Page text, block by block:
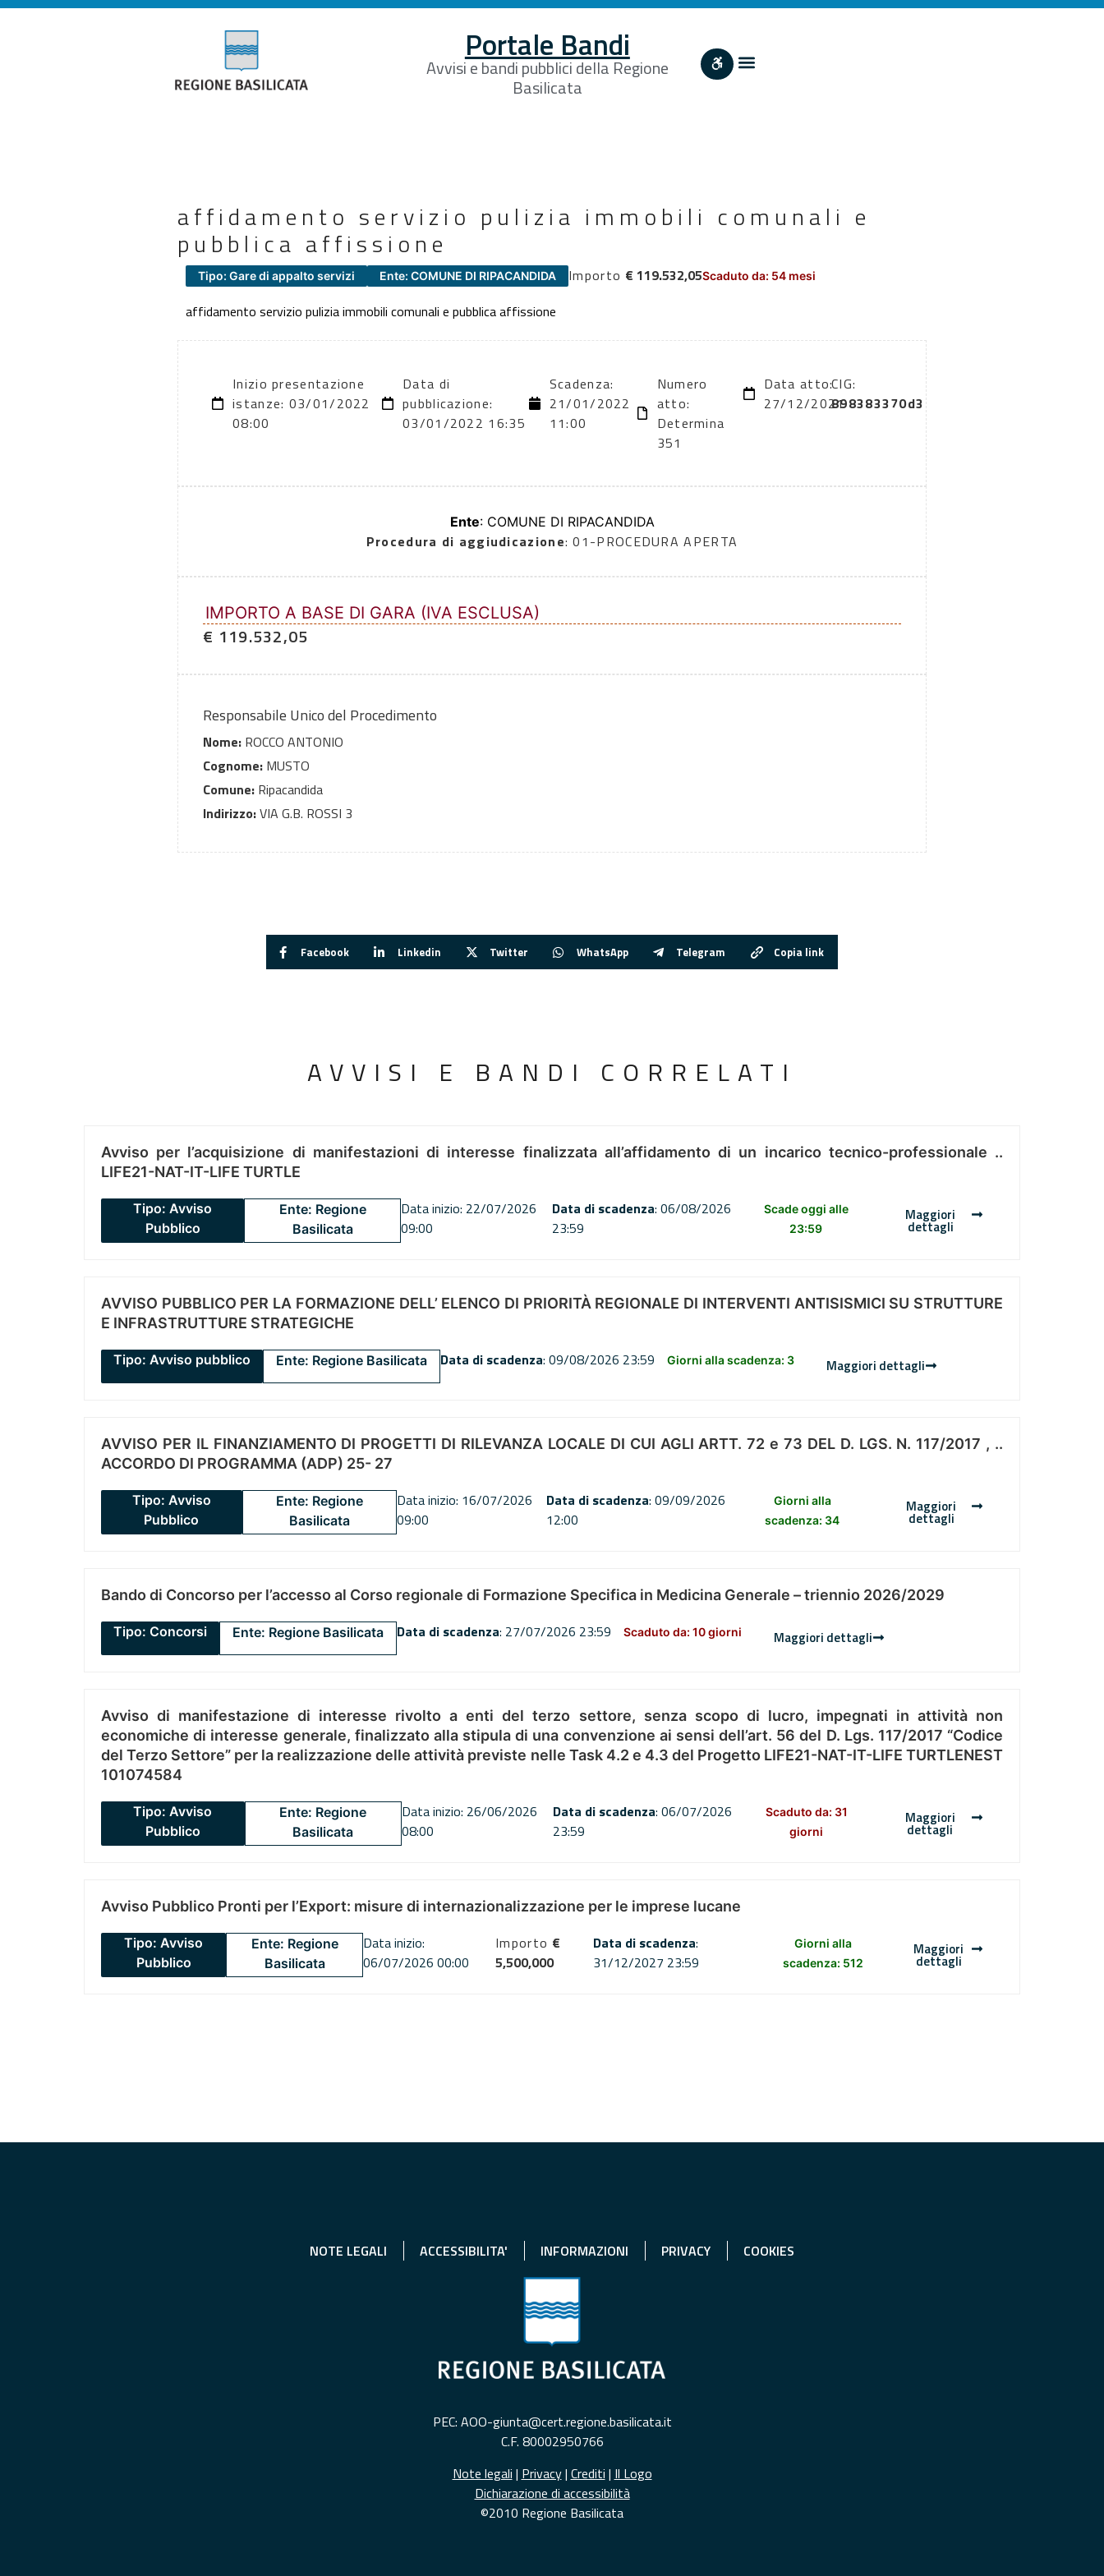
Portale Bandi
Avvisi e bandi pubblici della Regione
Basilicata
affidamento servizio pulizia immobili comunali e
pubblica affissione
Tipo: Gare di appalto servizi Ente: COMUNE DI RIPACANDIDA Importo € 119.532,05Scaduto da: 54 mesi
affidamento servizio pulizia immobili comunali e pubblica affissione
Inizio presentazione
istanze: 03/01/2022
08:00
Data di
pubblicazione:
03/01/2022 16:35
Scadenza:
21/01/2022
11:00
Numero
atto:
Determina
351
Data atto:
27/12/2021
CIG:
898383370d3
Ente: COMUNE DI RIPACANDIDA
Procedura di aggiudicazione: 01-PROCEDURA APERTA
IMPORTO A BASE DI GARA (IVA ESCLUSA)
€ 119.532,05
Responsabile Unico del Procedimento
Nome: ROCCO ANTONIO
Cognome: MUSTO
Comune: Ripacandida
Indirizzo:VIA G.B. ROSSI 3
Facebook Linkedin Twitter WhatsApp Telegram Copia link
AVVISI E BANDI CORRELATI
Avviso per l’acquisizione di manifestazioni di interesse finalizzata all’affidamento di un incarico tecnico-professionale ..
LIFE21-NAT-IT-LIFE TURTLE
Tipo: Avviso
Pubblico
Ente: Regione
Basilicata
Data inizio: 22/07/2026
09:00
Data di scadenza: 06/08/2026
23:59
Scade oggi alle
23:59
Maggiori
dettagli
AVVISO PUBBLICO PER LA FORMAZIONE DELL’ ELENCO DI PRIORITÀ REGIONALE DI INTERVENTI ANTISISMICI SU STRUTTURE
E INFRASTRUTTURE STRATEGICHE
Tipo: Avviso pubblico Ente: Regione Basilicata Data di scadenza: 09/08/2026 23:59 Giorni alla scadenza: 3 Maggiori dettagli
AVVISO PER IL FINANZIAMENTO DI PROGETTI DI RILEVANZA LOCALE DI CUI AGLI ARTT. 72 e 73 DEL D. LGS. N. 117/2017 , ..
ACCORDO DI PROGRAMMA (ADP) 25- 27
Tipo: Avviso
Pubblico
Ente: Regione
Basilicata
Data inizio: 16/07/2026
09:00
Data di scadenza: 09/09/2026
12:00
Giorni alla
scadenza: 34
Maggiori
dettagli
Bando di Concorso per l’accesso al Corso regionale di Formazione Specifica in Medicina Generale – triennio 2026/2029
Tipo: Concorsi Ente: Regione Basilicata Data di scadenza: 27/07/2026 23:59 Scaduto da: 10 giorni Maggiori dettagli
Avviso di manifestazione di interesse rivolto a enti del terzo settore, senza scopo di lucro, impegnati in attività non
economiche di interesse generale, finalizzato alla stipula di una convenzione ai sensi dell’art. 56 del D. Lgs. 117/2017 “Codice
del Terzo Settore” per la realizzazione delle attività previste nelle Task 4.2 e 4.3 del Progetto LIFE21-NAT-IT-LIFE TURTLENEST
101074584
Tipo: Avviso
Pubblico
Ente: Regione
Basilicata
Data inizio: 26/06/2026
08:00
Data di scadenza: 06/07/2026
23:59
Scaduto da: 31
giorni
Maggiori
dettagli
Avviso Pubblico Pronti per l’Export: misure di internazionalizzazione per le imprese lucane
Tipo: Avviso
Pubblico
Ente: Regione
Basilicata
Data inizio:
06/07/2026 00:00
Importo €
5,500,000
Data di scadenza:
31/12/2027 23:59
Giorni alla
scadenza: 512
Maggiori
dettagli
NOTE LEGALI ACCESSIBILITA' INFORMAZIONI PRIVACY COOKIES
PEC: AOO-giunta@cert.regione.basilicata.it
C.F. 80002950766
Note legali | Privacy| Crediti | Il Logo
Dichiarazione di accessibilità
©2010 Regione Basilicata